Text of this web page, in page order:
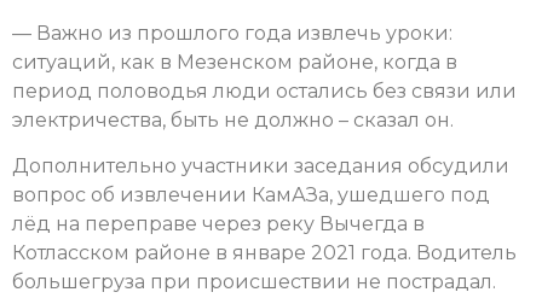
— Важно из прошлого года извлечь уроки:
ситуаций, как в Мезенском районе, когда в
период половодья люди остались без связи или
электричества, быть не должно – сказал он.
Дополнительно участники заседания обсудили
вопрос об извлечении КамАЗа, ушедшего под
лёд на переправе через реку Вычегда в
Котласском районе в январе 2021 года. Водитель
большегруза при происшествии не пострадал.